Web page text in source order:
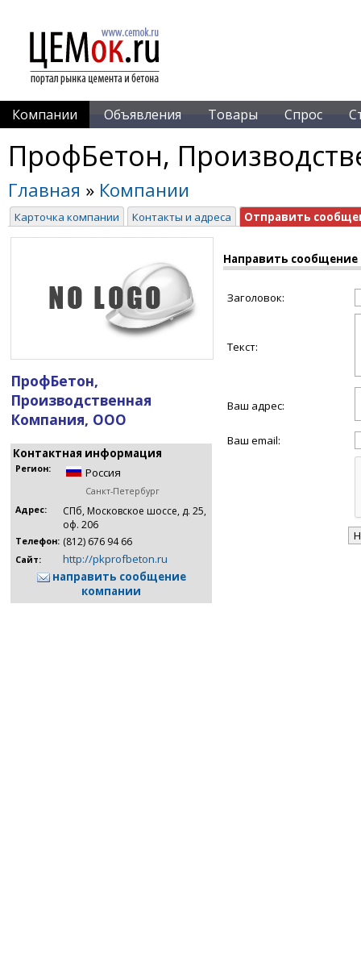
Компании Объявления Товары Спрос
ПрофБетон,
Главная » Компании
Карточка компании Контакты и адреса Отправить
ПрофБетон,
Производственная
Компания, ООО
Контактная информация
Регион: Россия
Санкт-Петербург
Адрес:
СПб, Московское шоссе, д. 25,
оф. 206
Телефон: (812) 676 94 66
Сайт:
http://pkprofbeton.ru
направить сообщение
компании
Направить
Заголовок:
Текст:
Ваш адрес:
Ваш email: